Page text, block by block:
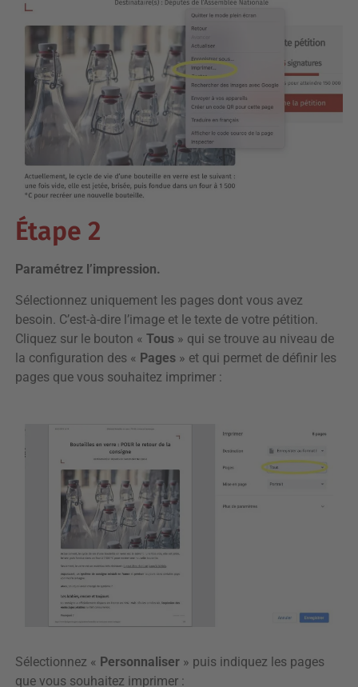
Étape 2
Paramétrez l’impression.
Sélectionnez uniquement les pages dont vous avez
besoin. C’est-à-dire l’image et le texte de votre pétition.
Cliquez sur le bouton « Tous » qui se trouve au niveau de
la configuration des « Pages » et qui permet de définir les
pages que vous souhaitez imprimer :
Sélectionnez « Personnaliser » puis indiquez les pages
que vous souhaitez imprimer :